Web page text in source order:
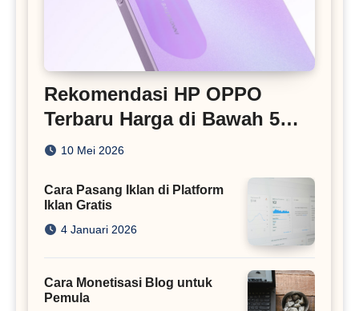
Rekomendasi HP OPPO
Terbaru Harga di Bawah 5
Juta
10 Mei 2026
Cara Pasang Iklan di Platform
Iklan Gratis
4 Januari 2026
Cara Monetisasi Blog untuk
Pemula